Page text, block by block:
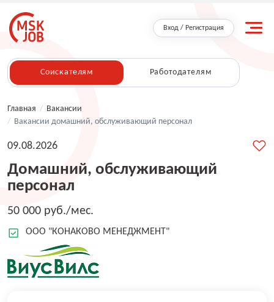
Вход / Регистрация
Соискателям Работодателям
Главная / Вакансии
/ Вакансии домашний, обслуживающий персонал
Домашний, обслуживающий
персонал
09.08.2026
50 000 руб./мес.
ООО "КОНАКОВО МЕНЕДЖМЕНТ"